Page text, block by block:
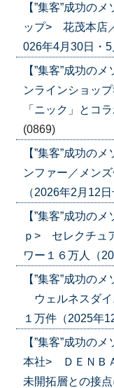
【”集客”成功の
ップ> 花茂本店
026年4月30日・
【”集客”成功の
ンラインショッ
「ニック」とコ
(0869)
【”集客”成功の
ンファー／メン
（2026年2月12
【”集客”成功の
ｐ> セレクチュ
ワー１６万人（
【”集客”成功の
ウェルネスダイ
１万件（2025年
【”集客”成功の
本社> ＤＥＮＢ
未開拓層との接